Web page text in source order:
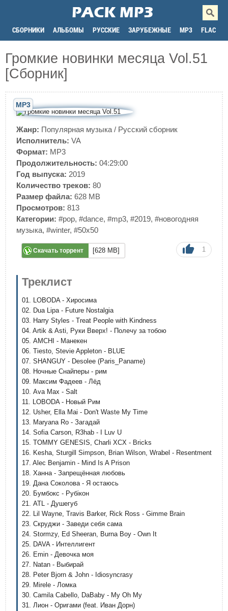
СБОРНИКИ АЛЬБОМЫ РУССКИЕ ЗАРУБЕЖНЫЕ MP3 FLAC
Громкие новинки месяца Vol.51
[Сборник]
MP3
Жанр: Популярная музыка / Русский сборник
Исполнитель: VA
Формат: MP3
Продолжительность: 04:29:00
Год выпуска: 2019
Количество треков: 80
Размер файла: 628 MB
Просмотров: 813
Категории: #pop, #dance, #mp3, #2019, #новогодняя
музыка, #winter, #50x50
Скачать торрент [628 MB] 1
Треклист
01. LOBODA - Хиросима
02. Dua Lipa - Future Nostalgia
03. Harry Styles - Treat People with Kindness
04. Artik & Asti, Руки Вверх! - Полечу за тобою
05. AMCHI - Манекен
06. Tiesto, Stevie Appleton - BLUE
07. SHANGUY - Desolee (Paris_Paname)
08. Ночные Снайперы - рим
09. Максим Фадеев - Лёд
10. Ava Max - Salt
11. LOBODA - Новый Рим
12. Usher, Ella Mai - Don't Waste My Time
13. Maryana Ro - Загадай
14. Sofia Carson, R3hab - I Luv U
15. TOMMY GENESIS, Charli XCX - Bricks
16. Kesha, Sturgill Simpson, Brian Wilson, Wrabel - Resentment
17. Alec Benjamin - Mind Is A Prison
18. Ханна - Запрещённая любовь
19. Дана Соколова - Я остаюсь
20. Бумбокс - Рубікон
21. ATL - Душегуб
22. Lil Wayne, Travis Barker, Rick Ross - Gimme Brain
23. Скруджи - Заведи себя сама
24. Stormzy, Ed Sheeran, Burna Boy - Own It
25. DAVA - Интеллигент
26. Emin - Девочка моя
27. Natan - Выбирай
28. Peter Bjorn & John - Idiosyncrasy
29. Mirele - Ломка
30. Camila Cabello, DaBaby - My Oh My
31. Лион - Оригами (feat. Иван Дорн)